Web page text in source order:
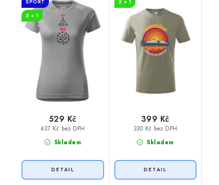
SPORT
2 + 1
Skladem
437 Kč bez DPH
529 Kč
2 + 1
Skladem
330 Kč bez DPH
399 Kč